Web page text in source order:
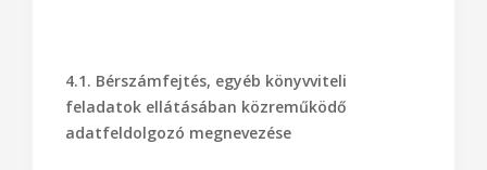
4.1. Bérszámfejtés, egyéb könyvviteli
feladatok ellátásában közreműködő
adatfeldolgozó megnevezése